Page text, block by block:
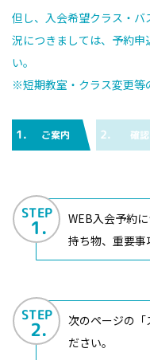
但し、入会希望クラス・
況につきましては、予約
い。
※短期教室・クラス変更等
1. ご案内 2. 確認
STEP
1.
WEB入会予約
持ち物、重要事
STEP
2.
次のページの「
ださい。